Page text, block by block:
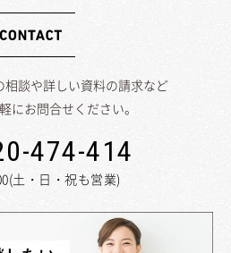
相談や詳しい資料の請求など
にお問合せください。
474-414
土・日・祝も営業)